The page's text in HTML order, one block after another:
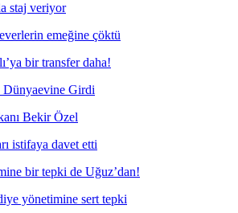
staj veriyor
emeğine çöktü
bir transfer daha!
Dünyaevine Girdi
Bekir Özel
istifaya davet etti
bir tepki de Uğuz’dan!
yönetimine sert tepki